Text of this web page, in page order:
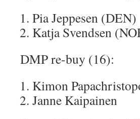
Pia Jeppesen (DEN)
Katja Svendsen
DMP re-buy (16):
Kimon
Janne Kaipainen